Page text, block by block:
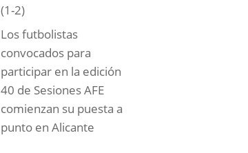
(1-2)
Los futbolistas
convocados para
participar en la edición
40 de Sesiones AFE
comienzan su puesta a
punto en Alicante